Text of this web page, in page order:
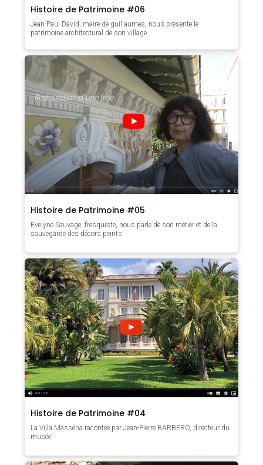
Histoire de Patrimoine #06
Jean-Paul David, maire de guillaumes, nous présente le
patrimoine architectural de son village.
Histoire de Patrimoine #05
Evelyne Sauvage, fresquiste, nous parle de son métier et de la
sauvegarde des décors peints.
Histoire de Patrimoine #04
La Villa Masséna racontée par Jean-Pierre BARBERO, directeur du
musée.